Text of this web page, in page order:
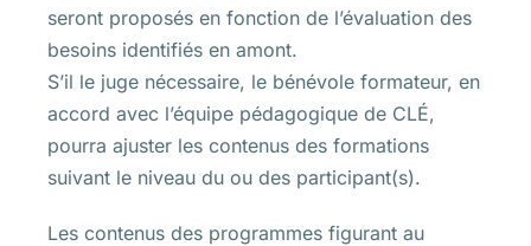
seront proposés en fonction de l’évaluation des
besoins identifiés en amont.
S’il le juge nécessaire, le bénévole formateur, en
accord avec l’équipe pédagogique de CLÉ,
pourra ajuster les contenus des formations
suivant le niveau du ou des participant(s).
Les contenus des programmes figurant au